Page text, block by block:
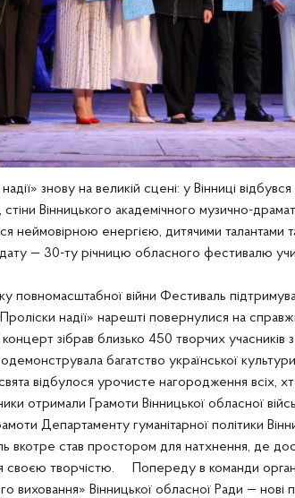
знову на великій сцені: у Вінниці
стіни Вінницького академічного музично-
неймовірною енергією, дитячими талантами
— 30-ту річницю обласного фестивалю
повномасштабної війни Фестиваль
надії» нарешті повернулися на
зібрав близько 450 творчих учасників з
багатство української
відбулося урочисте нагородження всіх,
отримали Грамоти Вінницької обласної
Департаменту гуманітарної політики
вкотре став простором для натхнення, де
своєю творчістю. Попереду в команди
виховання» Вінницької обласної Ради — нові